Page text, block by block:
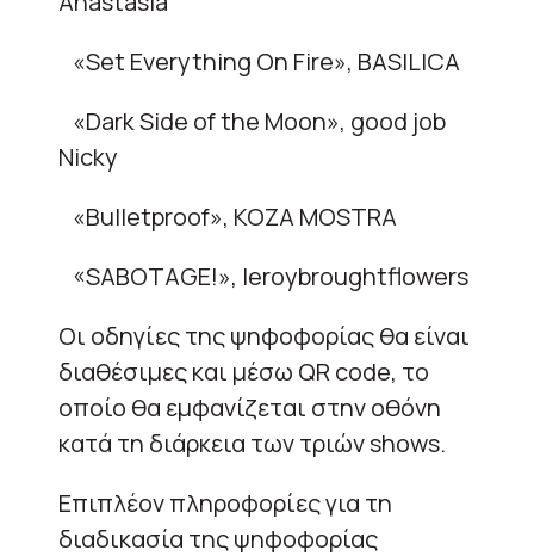
«Set Everything On Fire», BASILICA
«Dark Side of the Moon», good job
Nicky
«Bulletproof», KOZA MOSTRA
«SABOTAGE!», leroybroughtflowers
Οι οδηγίες της ψηφοφορίας θα είναι
διαθέσιμες και μέσω QR code, το
οποίο θα εμφανίζεται στην οθόνη
κατά τη διάρκεια των τριών shows.
Επιπλέον πληροφορίες για τη
διαδικασία της ψηφοφορίας